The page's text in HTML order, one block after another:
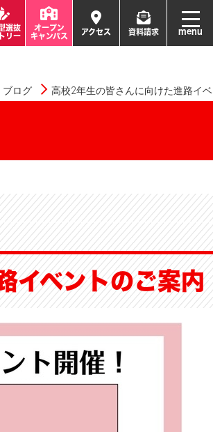
選抜
リー
オープン
キャンパス
アクセス 資料請求 menu
ブログ 高校2年生の皆さんに向けた進路イ
イベントのご案内